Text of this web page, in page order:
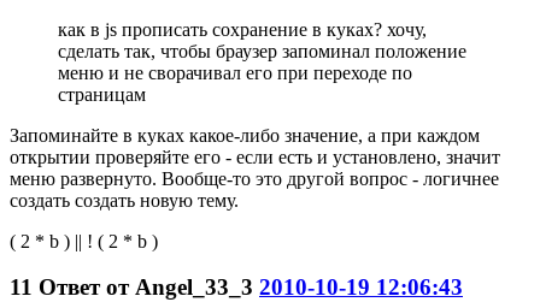
как в js прописать сохранение в куках? хочу,
сделать так, чтобы браузер запоминал положение
меню и не сворачивал его при переходе по
страницам
Запоминайте в куках какое-либо значение, а при каждом
открытии проверяйте его - если есть и установлено, значит
меню развернуто. Вообще-то это другой вопрос - логичнее
создать создать новую тему.
( 2 * b ) || ! ( 2 * b )
11 Ответ отAngel_33_3 2010-10-19 12:06:43